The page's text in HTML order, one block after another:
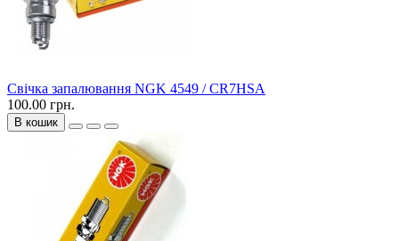
Свічка запалювання NGK 4549 / CR7HSA
100.00 грн.
В кошик